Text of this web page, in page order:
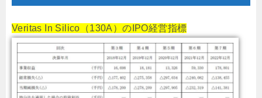
Veritas In Silico（130A）のIPO経営指標